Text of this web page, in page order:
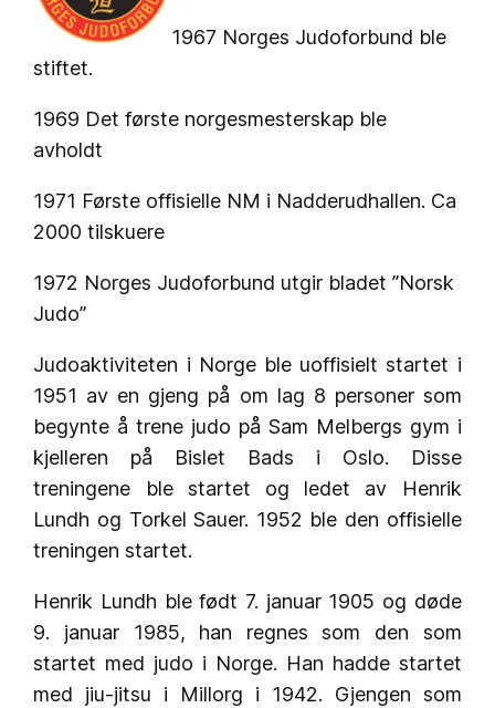
1967 Norges Judoforbund ble
stiftet.
1969 Det første norgesmesterskap ble
avholdt
1971 Første offisielle NM i Nadderudhallen. Ca
2000 tilskuere
1972 Norges Judoforbund utgir bladet ”Norsk
Judo”
Judoaktiviteten i Norge ble uoffisielt startet i
1951 av en gjeng på om lag 8 personer som
begynte å trene judo på Sam Melbergs gym i
kjelleren på Bislet Bads i Oslo. Disse
treningene ble startet og ledet av Henrik
Lundh og Torkel Sauer. 1952 ble den offisielle
treningen startet.
Henrik Lundh ble født 7. januar 1905 og døde
9. januar 1985, han regnes som den som
startet med judo i Norge. Han hadde startet
med jiu-jitsu i Millorg i 1942. Gjengen som